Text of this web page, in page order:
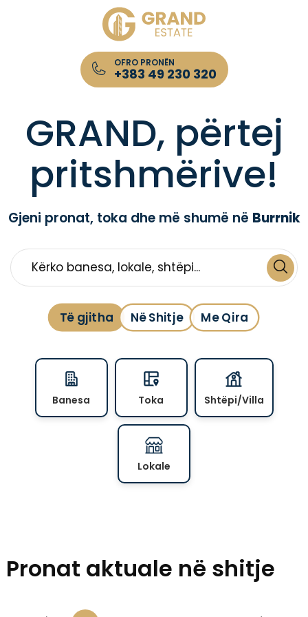
OFRO PRONËN
+383 49 230 320
Kompania për Patundshmëri GRAND Estate
GRAND, përtej
pritshmërive!
Gjeni pronat, toka dhe më shumë në Burrnik
Të gjitha Në Shitje Me Qira
Banesa Toka Shtëpi/Villa
Lokale
Pronat aktuale në shitje